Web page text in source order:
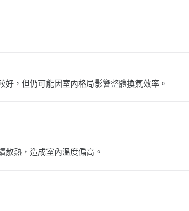
，但仍可能因室內格局影響整體換氣效率。
散熱，造成室內溫度偏高。